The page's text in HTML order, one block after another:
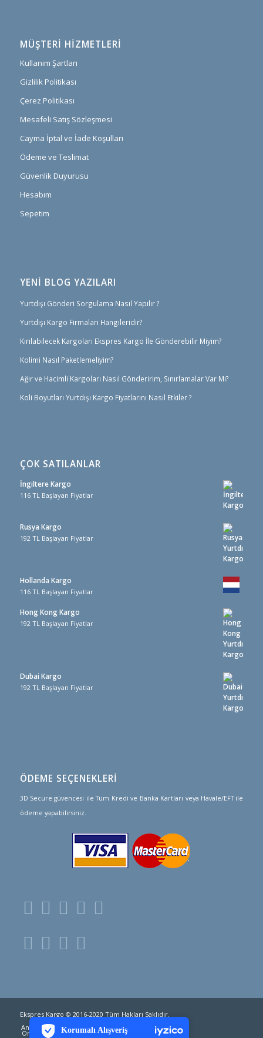
Korumalı Alışveriş
PCI-DSS Ödeme Güvenliği
7/24 Canlı Destek
iyzico Korumalı Alışveriş
MÜŞTERI HIZMETLERI
Kullanım Şartları
Gizlilik Politikası
Çerez Politikası
Mesafeli Satış Sözleşmesi
Cayma İptal ve İade Koşulları
Ödeme ve Teslimat
Güvenlik Duyurusu
Hesabım
Sepetim
YENİ BLOG YAZILARI
Yurtdışı Gönderi Sorgulama Nasıl Yapılır ?
Yurtdışı Kargo Firmaları Hangileridir?
Kırılabilecek Kargoları Ekspres Kargo İle Gönderebilir Miyim?
Kolimi Nasıl Paketlemeliyim?
Ağır ve Hacimli Kargoları Nasıl Gönderirim, Sınırlamalar Var Mı?
Koli Boyutları Yurtdışı Kargo Fiyatlarını Nasıl Etkiler ?
ÇOK SATILANLAR
İngiltere Kargo
116 TL Başlayan Fiyatlar
Rusya Kargo
192 TL Başlayan Fiyatlar
Hollanda Kargo
116 TL Başlayan Fiyatlar
Hong Kong Kargo
192 TL Başlayan Fiyatlar
Dubai Kargo
192 TL Başlayan Fiyatlar
ÖDEME SEÇENEKLERİ
3D Secure güvencesi ile Tüm Kredi ve Banka Kartları veya Havale/EFT ile
ödeme yapabilirsiniz.
Ekspres Kargo © 2016-2020 Tüm Hakları Saklıdır.
Anasayfa
Hizmetlerimiz Ülkeler ve Fiyatlar
Online Mağaza Kargo Takip